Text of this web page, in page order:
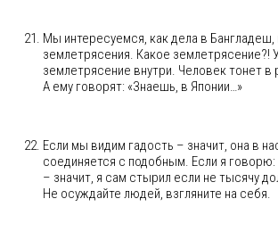
Мы интересуемся, как дела в Бангладеш,
землетрясения. Какое землетрясение?!
землетрясение внутри. Человек тонет в
А ему говорят: «Знаешь, в Японии…»
Если мы видим гадость – значит, она в
соединяется с подобным. Если я
– значит, я сам стырил если не тысячу
Не осуждайте людей, взгляните на себя.